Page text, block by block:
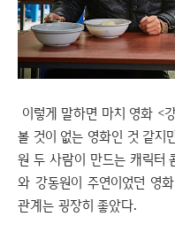
이렇게 말하면 마치 영화 <
볼 것이 없는 영화인 것 같지
원 두 사람이 만드는 캐릭터
와 강동원이 주연이었던 영
관계는 굉장히 좋았다.